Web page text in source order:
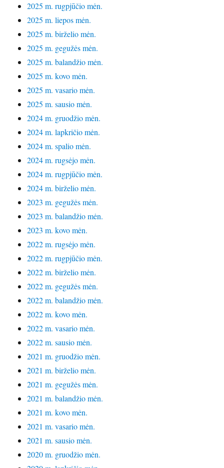
2025 m. rugpjūčio mėn.
2025 m. liepos mėn.
2025 m. birželio mėn.
2025 m. gegužės mėn.
2025 m. balandžio mėn.
2025 m. kovo mėn.
2025 m. vasario mėn.
2025 m. sausio mėn.
2024 m. gruodžio mėn.
2024 m. lapkričio mėn.
2024 m. spalio mėn.
2024 m. rugsėjo mėn.
2024 m. rugpjūčio mėn.
2024 m. birželio mėn.
2023 m. gegužės mėn.
2023 m. balandžio mėn.
2023 m. kovo mėn.
2022 m. rugsėjo mėn.
2022 m. rugpjūčio mėn.
2022 m. birželio mėn.
2022 m. gegužės mėn.
2022 m. balandžio mėn.
2022 m. kovo mėn.
2022 m. vasario mėn.
2022 m. sausio mėn.
2021 m. gruodžio mėn.
2021 m. birželio mėn.
2021 m. gegužės mėn.
2021 m. balandžio mėn.
2021 m. kovo mėn.
2021 m. vasario mėn.
2021 m. sausio mėn.
2020 m. gruodžio mėn.